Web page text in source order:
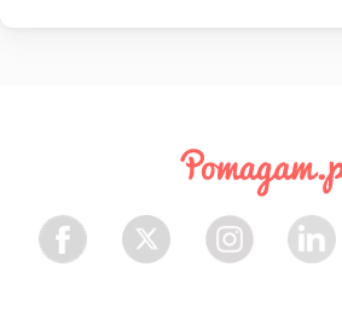
Facebook Twitter Instagram LinkedIn